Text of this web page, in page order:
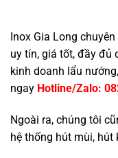
Inox Gia Long
uy tín, giá tốt, đầy đủ
kinh doanh lẩu
ngay Hotline/Zalo:
Ngoài ra, chúng tôi
hệ thống hút mùi, hút